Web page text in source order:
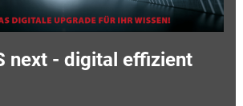
next - digital effizient